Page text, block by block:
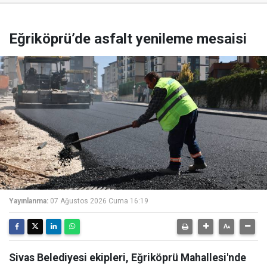
Eğriköprü’de asfalt yenileme mesaisi
Yayınlanma: 07 Ağustos 2026 Cuma 16:19
Sivas Belediyesi ekipleri, Eğriköprü Mahallesi'nde